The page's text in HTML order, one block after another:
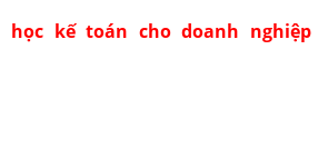
học kế toán cho doanh nghiệp